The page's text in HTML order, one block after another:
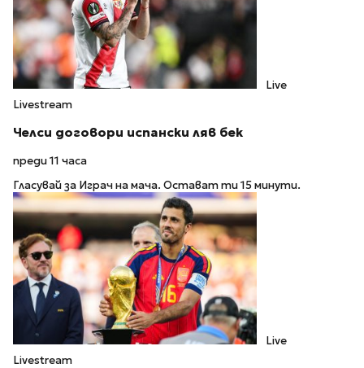
Live
Livestream
Челси договори испански ляв бек
преди 11 часа
Гласувай за Играч на мача. Остават ти 15 минути.
Live
Livestream